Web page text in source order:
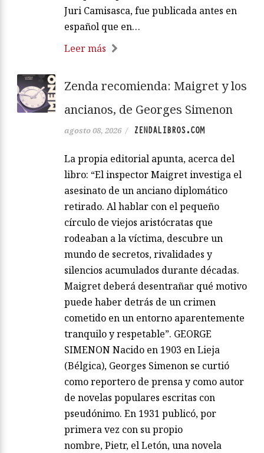
Juri Camisasca, fue publicada antes en
español que en…
Leer más
Zenda recomienda: Maigret y los
ancianos, de Georges Simenon
agosto 08, 2026 / ZENDALIBROS.COM
La propia editorial apunta, acerca del
libro: “El inspector Maigret investiga el
asesinato de un anciano diplomático
retirado. Al hablar con el pequeño
círculo de viejos aristócratas que
rodeaban a la víctima, descubre un
mundo de secretos, rivalidades y
silencios acumulados durante décadas.
Maigret deberá desentrañar qué motivo
puede haber detrás de un crimen
cometido en un entorno aparentemente
tranquilo y respetable”. GEORGE
SIMENON Nacido en 1903 en Lieja
(Bélgica), Georges Simenon se curtió
como reportero de prensa y como autor
de novelas populares escritas con
pseudónimo. En 1931 publicó, por
primera vez con su propio
nombre, Pietr, el Letón, una novela